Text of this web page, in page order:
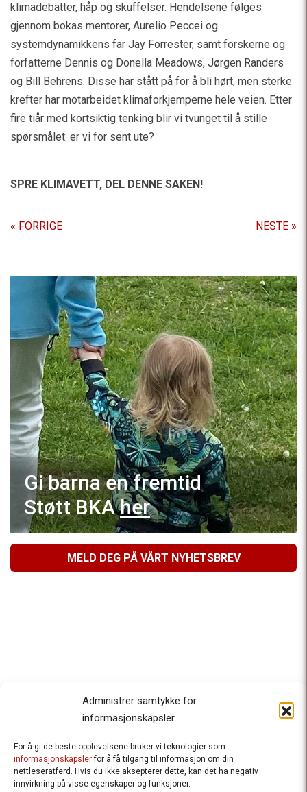
Administrer samtykke for
informasjonskapsler
For å gi de beste opplevelsene bruker vi teknologier som
informasjonskapslerfor å få tilgang til informasjon om din
nettleseratferd. Hvis du ikke aksepterer dette, kan det ha negativ
innvirkning på visse egenskaper og funksjoner.
klimadebatter, håp og skuffelser. Hendelsene følges
gjennom bokas mentorer, Aurelio Peccei og
systemdynamikkens far Jay Forrester, samt forskerne og
forfatterne Dennis og Donella Meadows, Jørgen Randers
og Bill Behrens. Disse har stått på for å bli hørt, men sterke
krefter har motarbeidet klimaforkjemperne hele veien. Etter
fire tiår med kortsiktig tenking blir vi tvunget til å stille
spørsmålet: er vi for sent ute?
SPRE KLIMAVETT, DEL DENNE SAKEN!
« FORRIGE NESTE »
Gi barna en fremtid
Støtt BKAher
MELD DEG PÅ VÅRT NYHETSBREV
Besteforeldrenes klimaaksjon
Ansvarlig redaktør
: Halfdan Wiik |